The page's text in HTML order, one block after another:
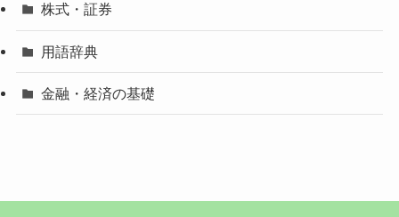
株式・証券
用語辞典
金融・経済の基礎